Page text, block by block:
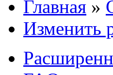
Главная »
Изменить